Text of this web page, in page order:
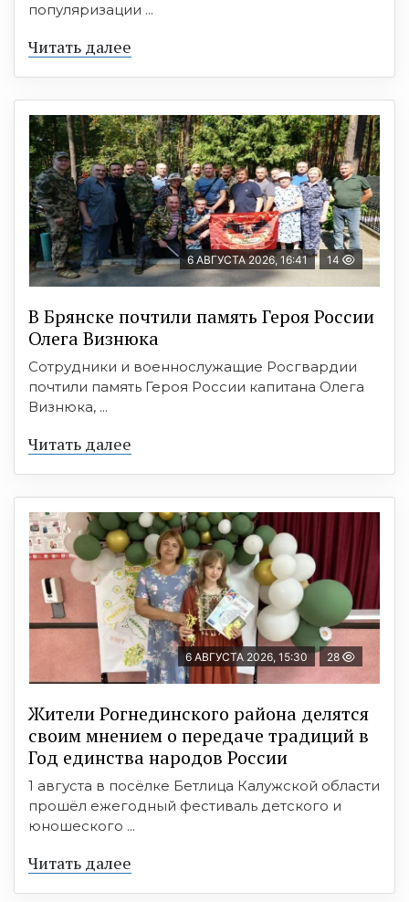
популяризации ...
Читать далее
6 АВГУСТА 2026, 16:41 14
В Брянске почтили память Героя России
Олега Визнюка
Сотрудники и военнослужащие Росгвардии
почтили память Героя России капитана Олега
Визнюка, ...
Читать далее
6 АВГУСТА 2026, 15:30 28
Жители Рогнединского района делятся
своим мнением о передаче традиций в
Год единства народов России
1 августа в посёлке Бетлица Калужской области
прошёл ежегодный фестиваль детского и
юношеского ...
Читать далее